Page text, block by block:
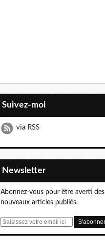
Suivez-moi
via RSS
Newsletter
Abonnez-vous pour être averti des
nouveaux articles publiés.
E